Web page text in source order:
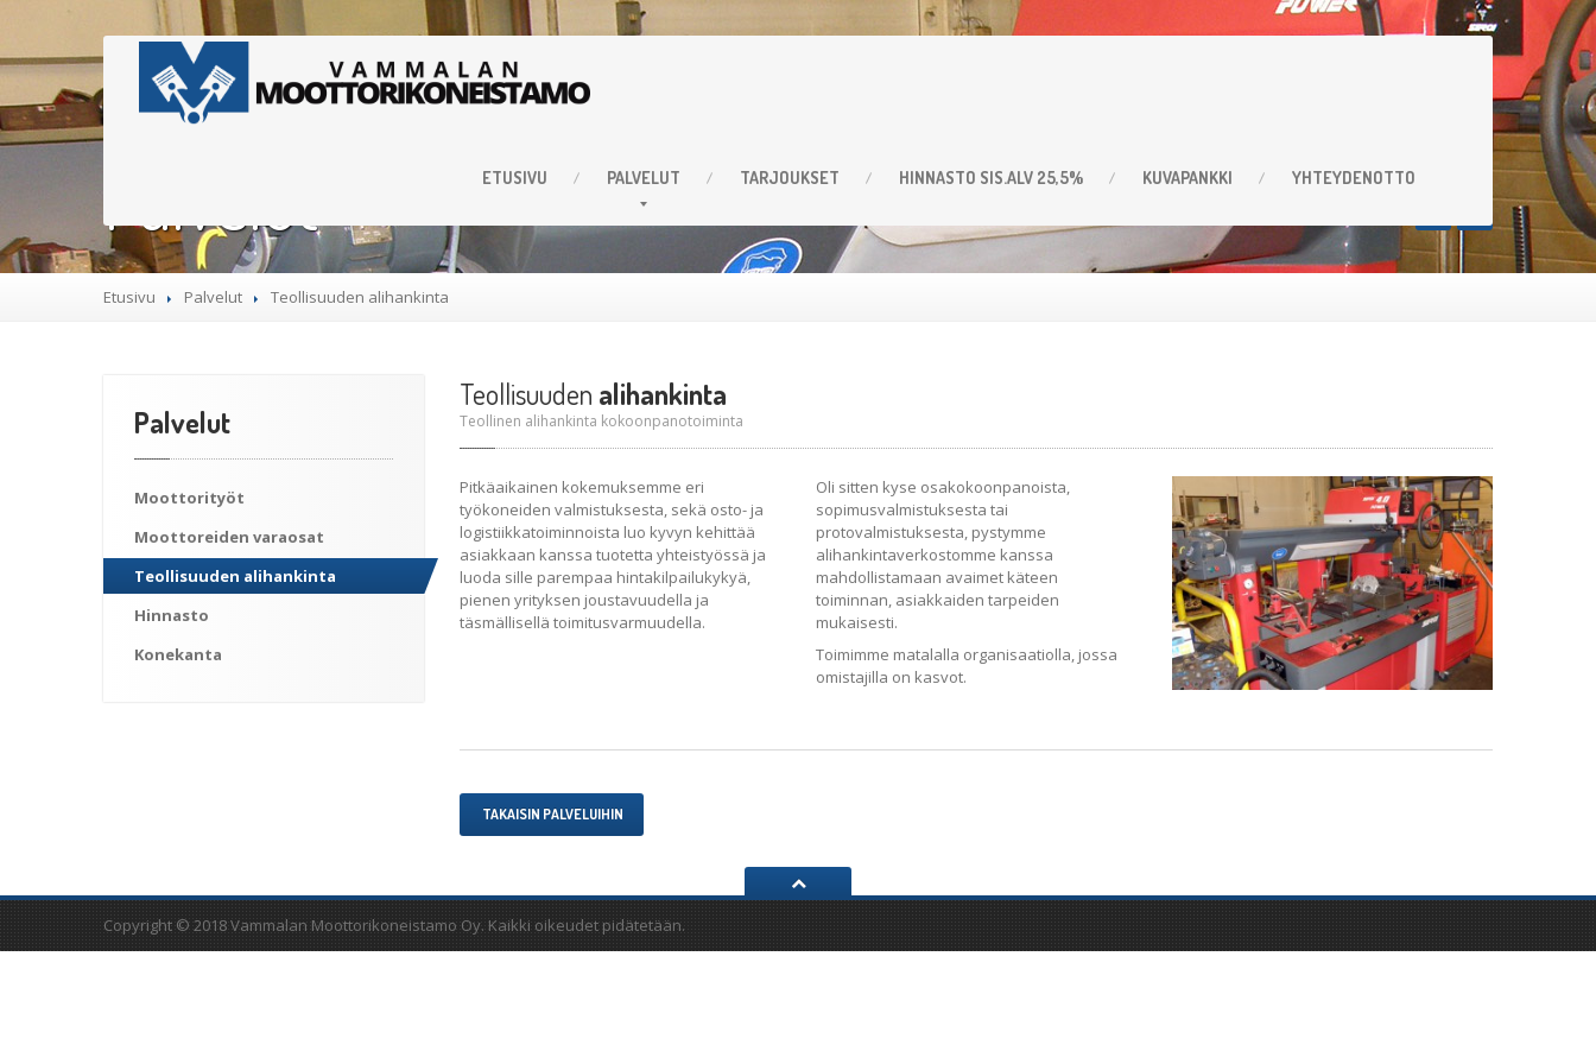
ETUSIVU PALVELUT TARJOUKSET HINNASTO SIS.ALV 25,5% KUVAPANKKI YHTEYDENOTTO
Palvelut
Etusivu Palvelut Teollisuuden alihankinta
Palvelut
Moottorityöt
Moottoreiden varaosat
Teollisuuden alihankinta
Hinnasto
Konekanta
Teollisuuden alihankinta
Teollinen alihankinta kokoonpanotoiminta
Pitkäaikainen kokemuksemme eri
työkoneiden valmistuksesta, sekä osto- ja
logistiikkatoiminnoista luo kyvyn kehittää
asiakkaan kanssa tuotetta yhteistyössä ja
luoda sille parempaa hintakilpailukykyä,
pienen yrityksen joustavuudella ja
täsmällisellä toimitusvarmuudella.
Oli sitten kyse osakokoonpanoista,
sopimusvalmistuksesta tai
protovalmistuksesta, pystymme
alihankintaverkostomme kanssa
mahdollistamaan avaimet käteen
toiminnan, asiakkaiden tarpeiden
mukaisesti.
Toimimme matalalla organisaatiolla, jossa
omistajilla on kasvot.
TAKAISIN PALVELUIHIN
Copyright © 2018 Vammalan Moottorikoneistamo Oy. Kaikki oikeudet pidätetään.